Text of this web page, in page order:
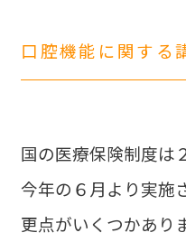
口腔機能に関する
国の医療保険制度は
今年の６月より実施
更点がいくつかあり